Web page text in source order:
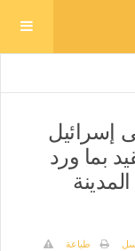
إسرائيل
بما ورد
طباعة